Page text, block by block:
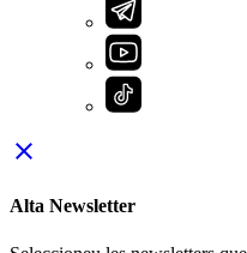
close
Alta Newsletter